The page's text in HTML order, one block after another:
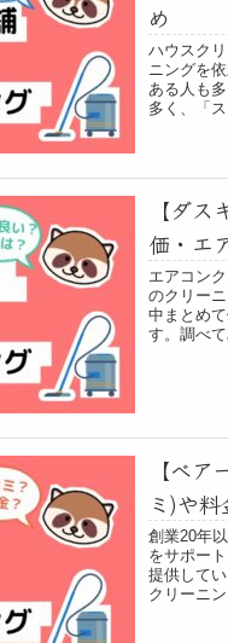
め
ハウスク
ニングを
ある人も
多く、「
【ダ
価・エ
エアコン
のクリー
中まとめ
す。調べ
【ベ
ミ)や
創業20年
をサポー
提供して
クリーニ